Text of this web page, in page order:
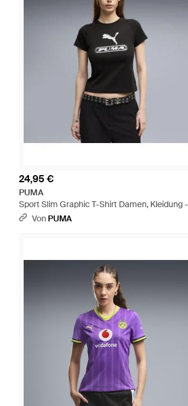
24,95 €
PUMA
Sport Slim Graphic T-Shirt Damen, Kleidung -
Schwarz
Von PUMA